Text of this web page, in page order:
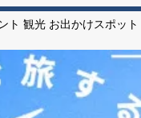
ト 観光 お出かけスポット